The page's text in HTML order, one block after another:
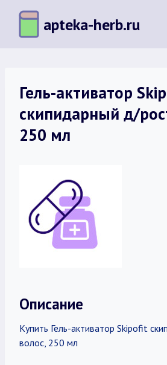
Перейти
содержимому
apteka-herb.ru
Гель-активатор
скипидарный д/
250 мл
Описание
Купить Гель-активатор Skipofit
волос, 250 мл